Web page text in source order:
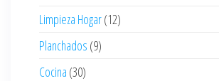
Limpieza Hogar(12)
Planchados (9)
Cocina (30)